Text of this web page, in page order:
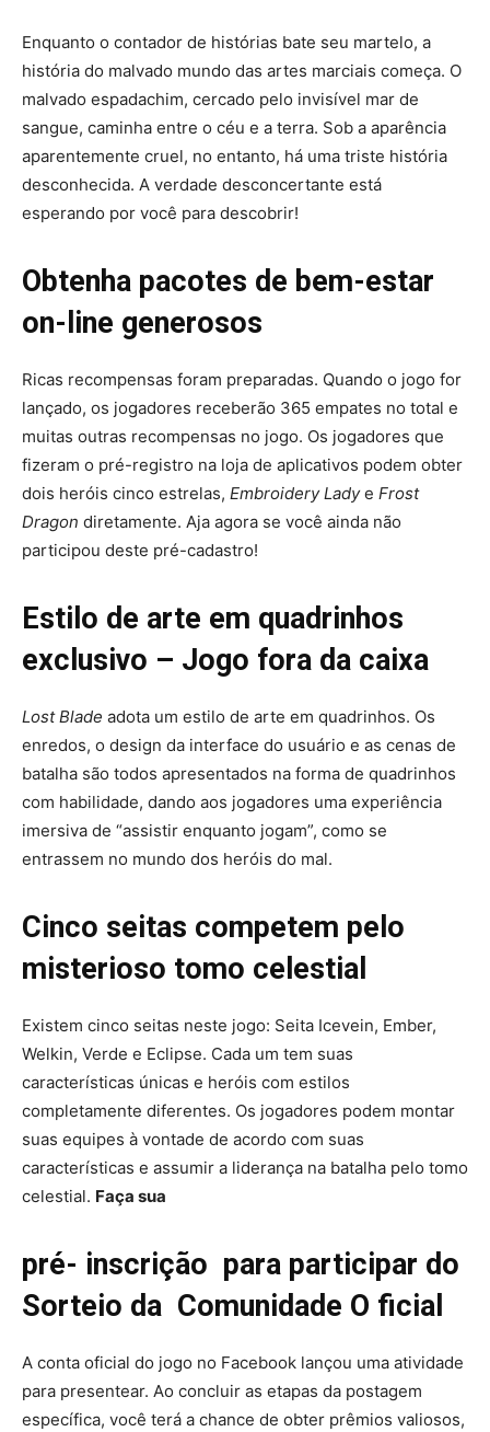
Enquanto o contador de histórias bate seu martelo, a
história do malvado mundo das artes marciais começa. O
malvado espadachim, cercado pelo invisível mar de
sangue, caminha entre o céu e a terra. Sob a aparência
aparentemente cruel, no entanto, há uma triste história
desconhecida. A verdade desconcertante está
esperando por você para descobrir!
Obtenha pacotes de bem-estar
on-line generosos
Ricas recompensas foram preparadas. Quando o jogo for
lançado, os jogadores receberão 365 empates no total e
muitas outras recompensas no jogo. Os jogadores que
fizeram o pré-registro na loja de aplicativos podem obter
dois heróis cinco estrelas, Embroidery Ladye Frost
Dragon diretamente. Aja agora se você ainda não
participou deste pré-cadastro!
Estilo de arte em quadrinhos
exclusivo – Jogo fora da caixa
Lost Blade adota um estilo de arte em quadrinhos. Os
enredos, o design da interface do usuário e as cenas de
batalha são todos apresentados na forma de quadrinhos
com habilidade, dando aos jogadores uma experiência
imersiva de “assistir enquanto jogam”, como se
entrassem no mundo dos heróis do mal.
Cinco seitas competem pelo
misterioso tomo celestial
Existem cinco seitas neste jogo: Seita Icevein, Ember,
Welkin, Verde e Eclipse. Cada um tem suas
características únicas e heróis com estilos
completamente diferentes. Os jogadores podem montar
suas equipes à vontade de acordo com suas
características e assumir a liderança na batalha pelo tomo
celestial. Faça sua
pré- inscrição para participar do
Sorteio da Comunidade O ficial
A conta oficial do jogo no Facebook lançou uma atividade
para presentear. Ao concluir as etapas da postagem
específica, você terá a chance de obter prêmios valiosos,